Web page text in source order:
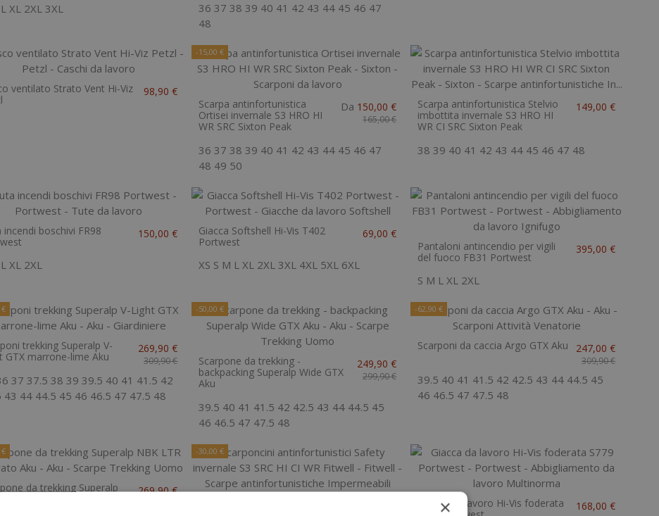
L XL 2XL 3XL 36 37 38 39 40 41 42 43 44 45 46 47
48
ventilato Strato Vent Hi-Viz
98,90 €
-15,00 €
Scarpa antinfortunistica
Ortisei invernale S3 HRO HI
WR SRC Sixton Peak
Da 150,00 €
165,00 €
36 37 38 39 40 41 42 43 44 45 46 47
48 49 50
Scarpa antinfortunistica Stelvio
imbottita invernale S3 HRO HI
WR CI SRC Sixton Peak
149,00 €
38 39 40 41 42 43 44 45 46 47 48
incendi boschivi FR98
150,00 €
L XL 2XL
Giacca Softshell Hi-Vis T402
Portwest
69,00 €
XS S M L XL 2XL 3XL 4XL 5XL 6XL
Pantaloni antincendio per vigili
del fuoco FB31 Portwest
395,00 €
S M L XL 2XL
trekking Superalp V-
GTX marrone-lime Aku
269,90 €
309,90 €
37 37.5 38 39 39.5 40 41 41.5 42
43 44 44.5 45 46 46.5 47 47.5 48
-50,00 €
Scarpone da trekking -
backpacking Superalp Wide GTX
Aku
249,90 €
299,90 €
39.5 40 41 41.5 42 42.5 43 44 44.5 45
46 46.5 47 47.5 48
-62,90 €
Scarponi da caccia Argo GTX Aku 247,00 €
309,90 €
39.5 40 41 41.5 42 42.5 43 44 44.5 45
46 46.5 47 47.5 48
da trekking Superalp
269,90 €
-30,00 €
Giacca da lavoro Hi-Vis foderata
168,00 €
×